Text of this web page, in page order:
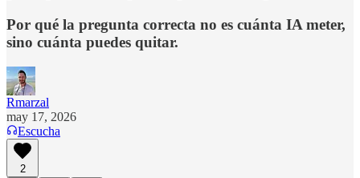
Por qué la pregunta correcta no es cuánta IA meter,
sino cuánta puedes quitar.
Rmarzal
may 17, 2026
Escucha
2